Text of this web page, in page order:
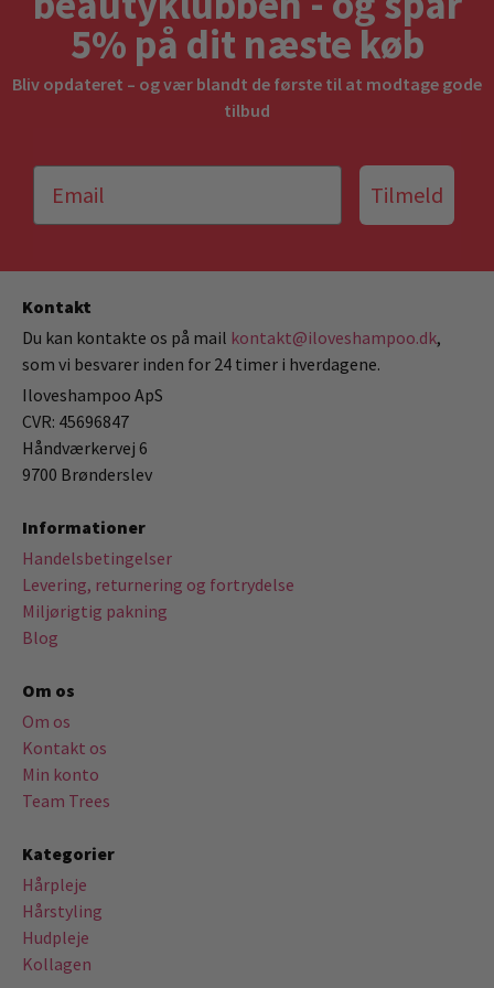
5% på dit næste køb
Bliv opdateret – og vær blandt de første til at modtage gode
tilbud
Tilmeld
Kontakt
Du kan kontakte os på mail kontakt@iloveshampoo.dk,
som vi besvarer inden for 24 timer i hverdagene.
Iloveshampoo ApS
CVR: 45696847
Håndværkervej 6
9700 Brønderslev
Informationer
Handelsbetingelser
Levering, returnering og fortrydelse
Miljørigtig pakning
Blog
Om os
Om os
Kontakt os
Min konto
Team Trees
Kategorier
Hårpleje
Hårstyling
Hudpleje
Kollagen